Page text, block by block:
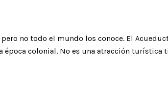
no todo el mundo los conoce. El
época colonial. No es una atracción turística